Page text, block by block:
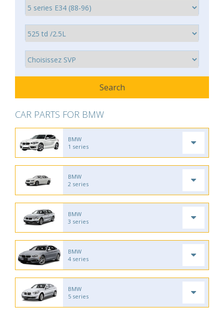
CAR PARTS FOR BMW
BMW
1 series
BMW
2 series
BMW
3 series
BMW
4 series
BMW
5 series